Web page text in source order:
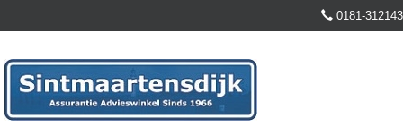
0181-312143